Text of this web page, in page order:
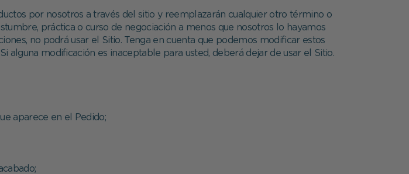
por nosotros a través del sitio y reemplazarán cualquier otro término o
práctica o curso de negociación a menos que nosotros lo hayamos
no podrá usar el Sitio. Tenga en cuenta que podemos modificar estos
modificación es inaceptable para usted, deberá dejar de usar el Sitio.
aparece en el Pedido;